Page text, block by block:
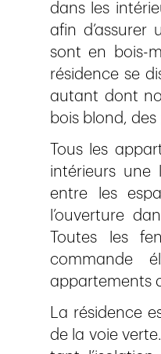
dans les
afin d’assurer
sont en bois-
résidence se
autant dont
bois blond,
Tous les
intérieurs une
entre les
l’ouverture
Toutes les
commande
appartements
La résidence
de la voie